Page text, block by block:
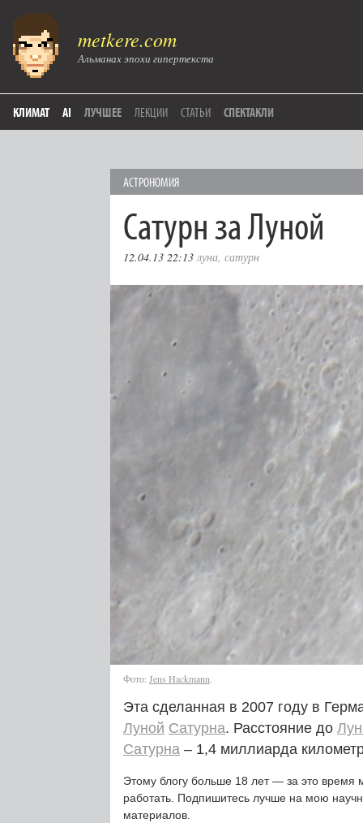
metkere.com
Альманах эпохи гипертекста
КЛИМАТ AI ЛУЧШЕЕ ЛЕКЦИИ СТАТЬИ СПЕКТАКЛИ
АСТРОНОМИЯ
Сатурн за Луной
12.04.13 22:13 луна, сатурн
Фото: Jens Hackmann.
Эта сделанная в 2007 году в
Луной Сатурна. Расстояние до
Сатурна – 1,4 миллиарда
Этому блогу больше 18 лет — за это время
работать. Подпишитесь лучше на мою
материалов.